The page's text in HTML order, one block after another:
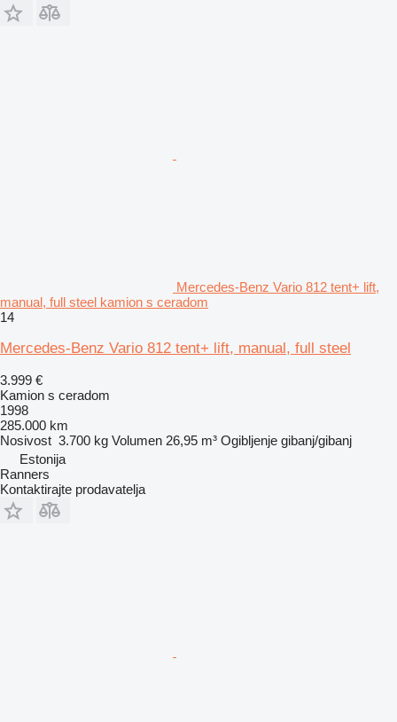
Mercedes-Benz Vario 812 tent+ lift,
manual, full steel kamion s ceradom
14
Mercedes-Benz Vario 812 tent+ lift, manual, full steel
3.999 €
Kamion s ceradom
1998
285.000 km
Nosivost 3.700 kg Volumen 26,95 m³ Ogibljenje gibanj/gibanj
Estonija
Ranners
Kontaktirajte prodavatelja